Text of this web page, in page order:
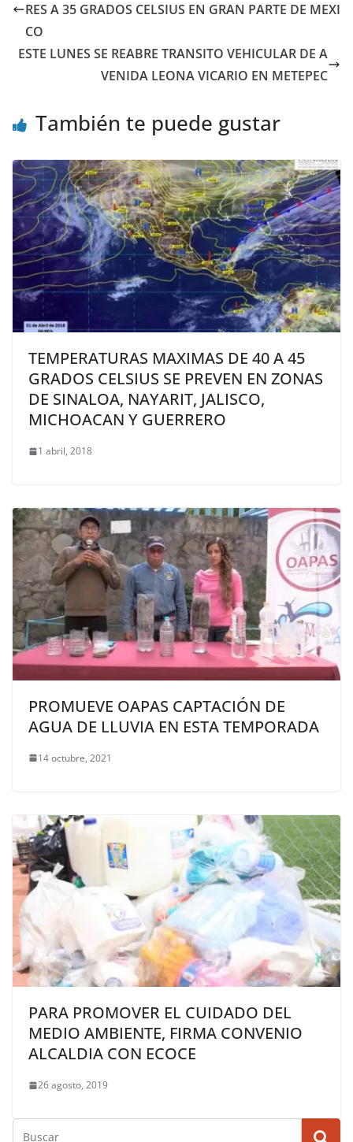
RES A 35 GRADOS CELSIUS EN GRAN PARTE DE MEXI
CO
ESTE LUNES SE REABRE TRANSITO VEHICULAR DE A
VENIDA LEONA VICARIO EN METEPEC
También te puede gustar
TEMPERATURAS MAXIMAS DE 40 A 45
GRADOS CELSIUS SE PREVEN EN ZONAS
DE SINALOA, NAYARIT, JALISCO,
MICHOACAN Y GUERRERO
1 abril, 2018
PROMUEVE OAPAS CAPTACIÓN DE
AGUA DE LLUVIA EN ESTA TEMPORADA
14 octubre, 2021
PARA PROMOVER EL CUIDADO DEL
MEDIO AMBIENTE, FIRMA CONVENIO
ALCALDIA CON ECOCE
26 agosto, 2019